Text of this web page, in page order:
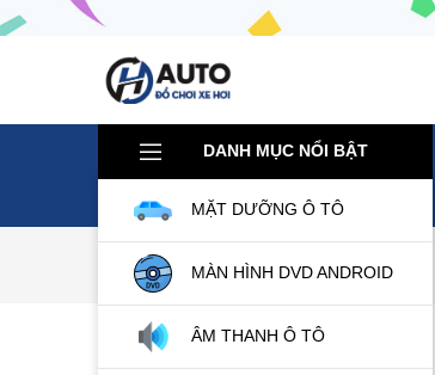
DANH MỤC NỔI BẬT
MẶT DƯỠNG Ô TÔ
MÀN HÌNH DVD ANDROID
ÂM THANH Ô TÔ
Trang chủ Âm Thanh ô Tô
DANH MỤC